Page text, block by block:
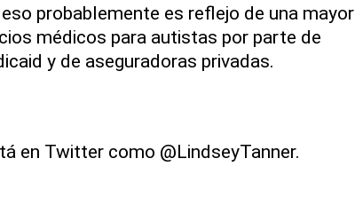
probablemente es reflejo de una mayor
médicos para autistas por parte de
y de aseguradoras privadas.
en Twitter como @LindseyTanner.